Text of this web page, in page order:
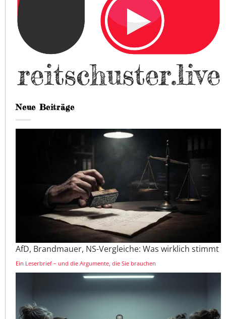
Neue Beiträge
AfD, Brandmauer, NS-Vergleiche: Was wirklich stimmt
Ein Leserbrief – und die Argumente, die Sie brauchen